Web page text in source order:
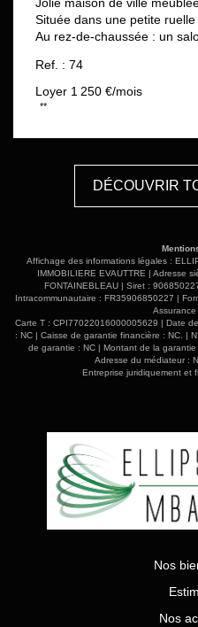
Jolie maison de ville
Située dans une petite
Au rez-de-chaussée : un
ondes, four, lave-vaisselle,
cafetière, bouilloire), une
étendoir à linge, ainsi qu'un
palier desservant deux
bureau, ainsi qu'une salle
Ref. : 74
Loyer 1 250 €/mois
**
DÉCOUVRIR
Affichage des informations légales :
IMMOBILIERE EVAUTTRE | Adresse
FONTAINEBLEAU | Siret :
Intracommunautaire : FR35906850227 |
Assurance
Carte T : CPI77022016000005629 | Date
: NC | Caisse de garantie financière : NC. |
de garantie : NC | Montant de la
Adresse du médiateur :
Entreprise juridiquement et
Nos
Nos